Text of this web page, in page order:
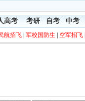
高考 考研 自考 中考
航招飞 军校国防生 空军招飞